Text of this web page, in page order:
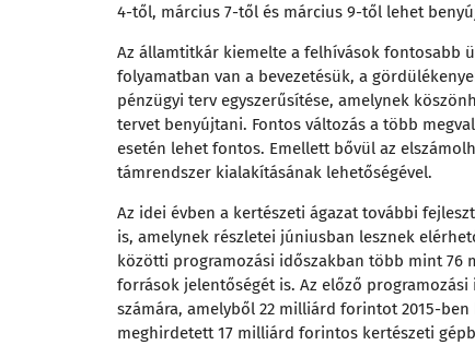
4-től, március 7-től és március 9-től lehet
Az államtitkár kiemelte a felhívások fontosabb
folyamatban van a bevezetésük, a
pénzügyi terv egyszerűsítése, amelynek
tervet benyújtani. Fontos változás a több
esetén lehet fontos. Emellett bővül az
támrendszer kialakításának lehetőségével.
Az idei évben a kertészeti ágazat további
is, amelynek részletei júniusban lesznek
közötti programozási időszakban több mint
források jelentőségét is. Az előző
számára, amelyből 22 milliárd forintot 2015-
meghirdetett 17 milliárd forintos kertészeti